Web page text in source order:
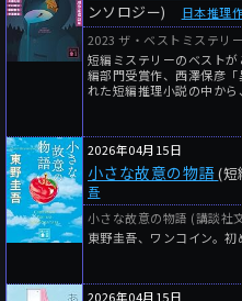
ンソロジー)
日本推理
2023 ザ・ベストミステリ
短編ミステリーのベスト
編部門受賞作、西澤保彦
れた短編推理小説の中か
2026年04月15日
小さな故意の物語(短
吾
小さな故意の物語 (講談社
東野圭吾、ワンコイン。初
2026年04月15日